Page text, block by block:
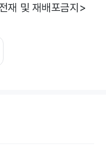
재 및 재배포금지>